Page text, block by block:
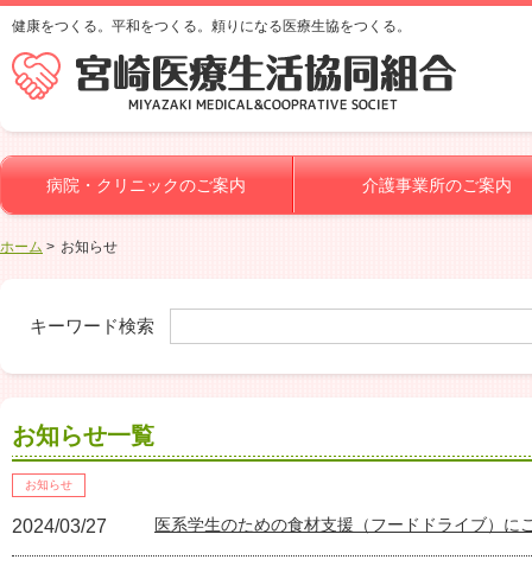
健康をつくる。平和をつくる。頼りになる医療生協をつくる。
病院・クリニックのご案内 介護事業所のご案内
ホーム お知らせ
キーワード検索
お知らせ一覧
お知らせ
2024/03/27 医系学生のための食材支援（フードドライブ）に